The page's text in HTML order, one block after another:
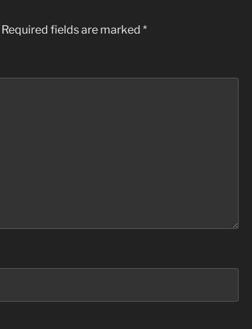
Required fields are marked *